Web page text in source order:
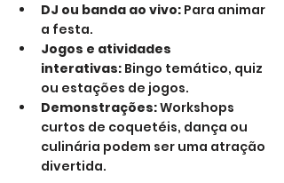
DJ ou banda ao vivo: Para animar
a festa.
Jogos e atividades
interativas: Bingo temático, quiz
ou estações de jogos.
Demonstrações: Workshops
curtos de coquetéis, dança ou
culinária podem ser uma atração
divertida.